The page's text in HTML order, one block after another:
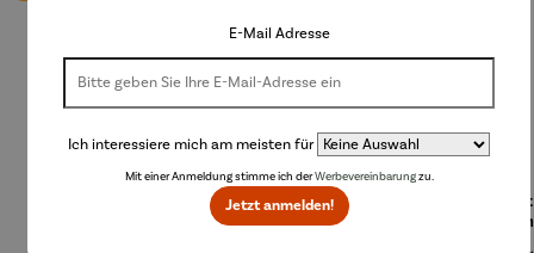
Balkon-
Hängetisc
Bank 2-
Sitzer –
E-Mail Adresse
Ich interessiere mich am meisten für
Mit einer Anmeldung stimme ich derWerbevereinbarungzu.
Jetzt anmelden!